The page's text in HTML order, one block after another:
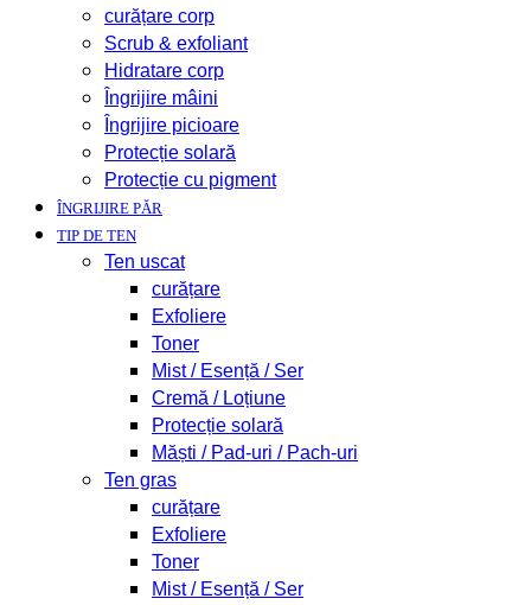
curățare corp
Scrub & exfoliant
Hidratare corp
Îngrijire mâini
Îngrijire picioare
Protecție solară
Protecție cu pigment
ÎNGRIJIRE PĂR
TIP DE TEN
Ten uscat
curățare
Exfoliere
Toner
Mist / Esență / Ser
Cremă / Loțiune
Protecție solară
Măști / Pad-uri / Pach-uri
Ten gras
curățare
Exfoliere
Toner
Mist / Esență / Ser